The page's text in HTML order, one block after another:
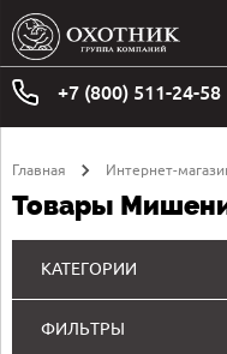
+7 (800) 511-24-58
Главная Интернет-
Товары
КАТЕГОРИИ
ФИЛЬТРЫ